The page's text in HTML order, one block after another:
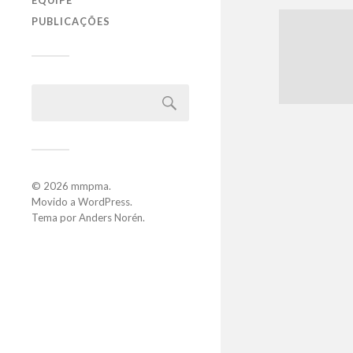
PUBLICAÇÕES
© 2026 mmpma.
Movido a WordPress.
Tema porAnders Norén.